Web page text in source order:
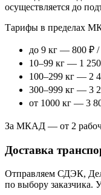
осуществляется до
Тарифы в пределах
до 9 кг — 800 ₽ /
10–99 кг — 1
100–299 кг — 2
300–999 кг — 3
от 1000 кг — 3
За МКАД — от 2
Доставка
Отправляем СДЭК,
по выбору заказчика.